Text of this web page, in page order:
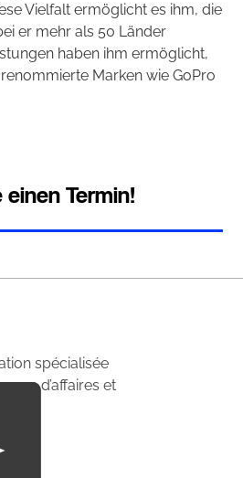
Vielfalt ermöglicht es ihm, die
er mehr als 50 Länder
haben ihm ermöglicht,
Marken wie GoPro
einen Termin!
spécialisée
d’affaires et